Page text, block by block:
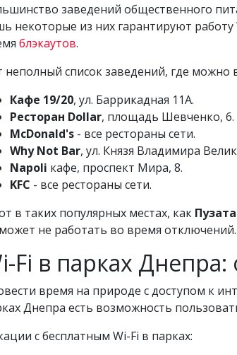
заведений общественного
некоторые из них гарантируют работу
блэкаутов.
неполный список заведений, где можно
Кафе 19/20, ул. Баррикадная 11А.
Ресторан Dollar, площадь Шевченко, 6.
McDonald's - все рестораны сети.
Why Not Bar, ул. Князя Владимира
Napoli кафе, проспект Мира, 8.
KFC - все рестораны сети.
в таких популярных местах, как
не работать во время отключений.
Fi в парках
время на природе с доступом к
Днепра есть возможность
с бесплатным Wi-Fi в парках: